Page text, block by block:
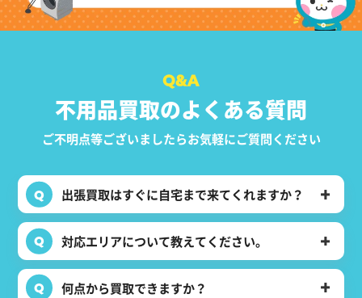
不用品買取のよくある質問
ご不明点等ございましたらお気軽にご質問ください
出張買取はすぐに自宅まで来てくれますか？
対応エリアについて教えてください。
何点から買取できますか？